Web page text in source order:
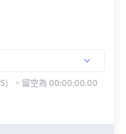
）。留空為 00:00:00.00